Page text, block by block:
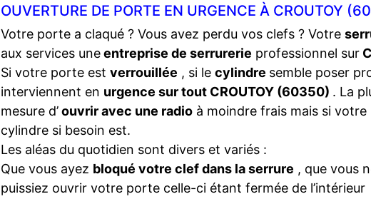
OUVERTURE DE PORTE EN URGENCE À CROUTOY
Votre porte a claqué ? Vous avez perdu vos clefs ? Votre
aux services uneentreprise de serrurerie professionnel sur
Si votre porte est verrouillée , si le cylindre semble poser
interviennent en urgence sur tout CROUTOY (60350) . La
mesure d’ouvrir avec une radio à moindre frais mais si
cylindre si besoin est.
Les aléas du quotidien sont divers et variés :
Que vous ayez bloqué votre clef dans la serrure , que vous
puissiez ouvrir votre porte celle-ci étant fermée de l’intérieur